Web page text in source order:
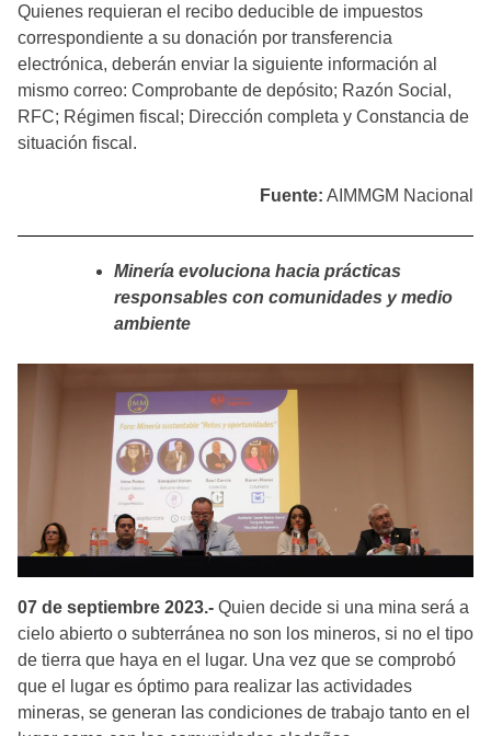
Quienes requieran el recibo deducible de impuestos
correspondiente a su donación por transferencia
electrónica, deberán enviar la siguiente información al
mismo correo: Comprobante de depósito; Razón Social,
RFC; Régimen fiscal; Dirección completa y Constancia de
situación fiscal.
Fuente: AIMMGM Nacional
Minería evoluciona hacia prácticas
responsables con comunidades y medio
ambiente
07 de septiembre 2023.- Quien decide si una mina será a
cielo abierto o subterránea no son los mineros, si no el tipo
de tierra que haya en el lugar. Una vez que se comprobó
que el lugar es óptimo para realizar las actividades
mineras, se generan las condiciones de trabajo tanto en el